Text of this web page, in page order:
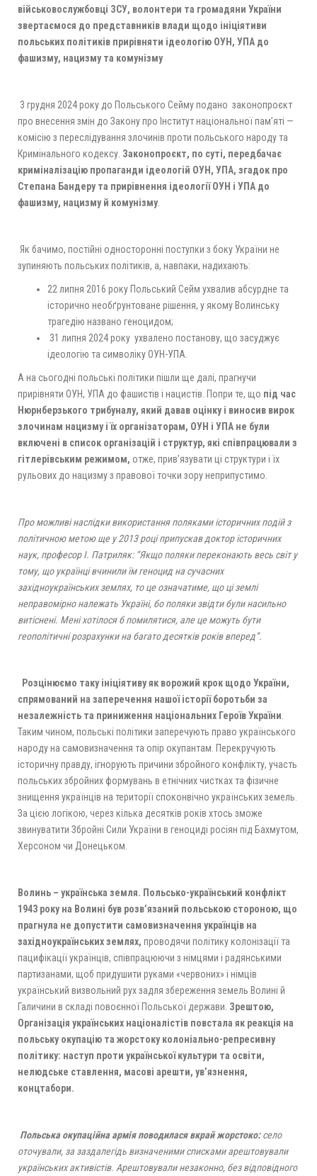
військовослужбовці ЗСУ, волонтери та громадяни України
звертаємося до представників влади щодо ініціятиви
польських політиків прирівняти ідеологію ОУН, УПА до
фашизму, нацизму та комунізму
3 грудня 2024 року до Польського Сейму подано законопроєкт
про внесення змін до Закону про Інститут національної пам’яті —
комісію з переслідування злочинів проти польського народу та
Кримінального кодексу. Законопроєкт, по суті, передбачає
криміналізацію пропаганди ідеологій ОУН, УПА, згадок про
Степана Бандеру та прирівнення ідеології ОУН і УПА до
фашизму, нацизму й комунізму
Як бачимо, постійні односторонні поступки з боку України не
зупиняють польських політиків, а, навпаки, надихають:
22 липня 2016 року Польський Сейм ухвалив абсурдне та
історично необґрунтоване рішення, у якому Волинську
трагедію названо геноцидом;
31 липня 2024 року ухвалено постанову, що засуджує
ідеологію та символіку ОУН-УПА.
А на сьогодні польські політики пішли ще далі, прагнучи
прирівняти ОУН, УПА до фашистів і нацистів. Попри те, що під час
Нюрнберзького трибуналу, який давав оцінку і виносив вирок
злочинам нацизму і їх організаторам, ОУН і УПА не були
включені в список організацій і структур, які співпрацювали з
гітлерівським режимом, отже, прив’язувати ці структури і їх
рульових до нацизму з правової точки зору неприпустимо.
Про можливі наслідки використання поляками історичних подій з
політичною метою ще у 2013 році припускав доктор історичних
наук, професор І. Патриляк: “Якщо поляки переконають весь світ у
тому, що українці вчинили їм геноцид на сучасних
західноукраїнських землях, то це означатиме, що ці землі
неправомірно належать Україні, бо поляки звідти були насильно
витіснені. Мені хотілося б помилятися, але це можуть бути
геополітичні розрахунки на багато десятків років вперед”.
Розцінюємо таку ініціятиву як ворожий крок щодо України,
спрямований на заперечення нашої історії боротьби за
незалежність та приниження національних Героїв України
Таким чином, польські політики заперечують право українського
народу на самовизначення та опір окупантам. Перекручують
історичну правду, ігнорують причини збройного конфлікту, участь
польських збройних формувань в етнічних чистках та фізичне
знищення українців на території споконвічно українських земель.
За цією логікою, через кілька десятків років хтось зможе
звинуватити Збройні Сили України в геноциді росіян під Бахмутом,
Херсоном чи Донецьком.
Волинь – українська земля. Польсько-український конфлікт
1943 року на Волині був розв’язаний польською стороною, що
прагнула не допустити самовизначення українців на
західноукраїнських землях, проводячи політику колонізації та
пацифікації українців, співпрацюючи з німцями і радянськими
партизанами, щоб придушити руками «червоних» і німців
український визвольний рух задля збереження земель Волині й
Галичини в складі повоєнної Польської держави. Зрештою,
Організація українських націоналістів повстала як реакція на
польську окупацію та жорстоку колоніально-репресивну
політику: наступ проти української культури та освіти,
нелюдське ставлення, масові арешти, ув’язнення,
концтабори.
Польська окупаційна армія поводилася вкрай жорстоко:село
оточували, за заздалегідь визначеними списками арештовували
українських активістів. Арештовували незаконно, без відповідного